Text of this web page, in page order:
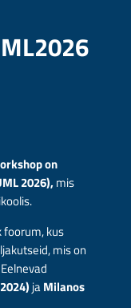
on
2026), mis
kus
mis on
jaMilanos